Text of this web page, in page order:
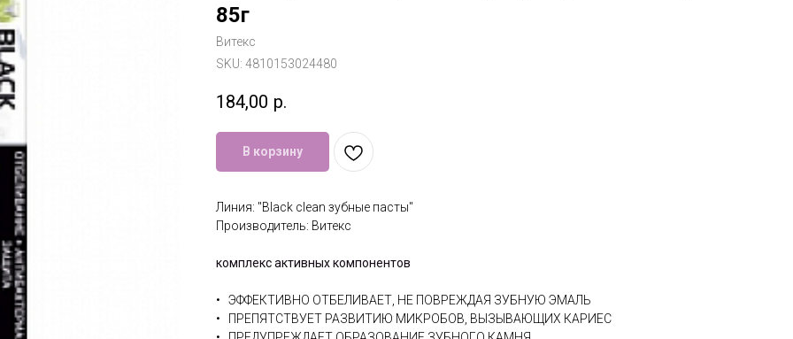
85г
Витекс
SKU: 4810153024480
184,00 р.
В корзину
Линия: "Black clean зубные пасты"
Производитель: Витекс
комплекс активных компонентов
• ЭФФЕКТИВНО ОТБЕЛИВАЕТ, НЕ ПОВРЕЖДАЯ ЗУБНУЮ ЭМАЛЬ
• ПРЕПЯТСТВУЕТ РАЗВИТИЮ МИКРОБОВ, ВЫЗЫВАЮЩИХ КАРИЕС